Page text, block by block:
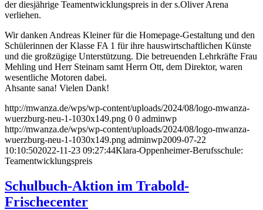
der diesjährige Teamentwicklungspreis in der s.Oliver Arena
verliehen.
Wir danken Andreas Kleiner für die Homepage-Gestaltung und den
Schülerinnen der Klasse FA 1 für ihre hauswirtschaftlichen Künste
und die großzügige Unterstützung. Die betreuenden Lehrkräfte Frau
Mehling und Herr Steinam samt Herrn Ott, dem Direktor, waren
wesentliche Motoren dabei.
Ahsante sana! Vielen Dank!
http://mwanza.de/wps/wp-content/uploads/2024/08/logo-mwanza-
wuerzburg-neu-1-1030x149.png 0 0 adminwp
http://mwanza.de/wps/wp-content/uploads/2024/08/logo-mwanza-
wuerzburg-neu-1-1030x149.png adminwp2009-07-22
10:10:502022-11-23 09:27:44Klara-Oppenheimer-Berufsschule:
Teamentwicklungspreis
Schulbuch-Aktion im Trabold-
Frischecenter